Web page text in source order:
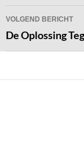
VOLGEND BERICHT
De Oplossing